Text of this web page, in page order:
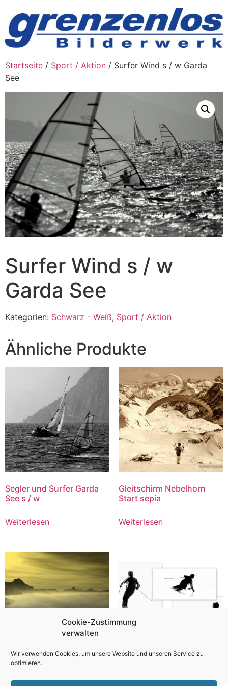
Cookie-Zustimmung
verwalten
Wir verwenden Cookies, um unsere Website und unseren Service zu
optimieren.
Inhalt
wechseln
Startseite / Sport / Aktion / Surfer Wind s / w Garda
See
Surfer Wind s / w
Garda See
Kategorien: Schwarz - Weiß, Sport / Aktion
Ähnliche Produkte
Segler und Surfer Garda
See s / w
Weiterlesen
Gleitschirm Nebelhorn
Start sepia
Weiterlesen
w